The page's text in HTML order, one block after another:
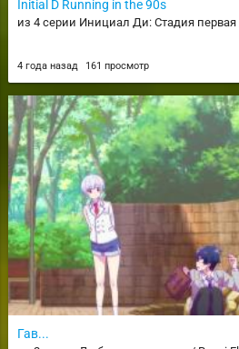
Initial D Running in the 90s
из 4 серии Инициал Ди: Стадия первая
4 года назад 161 просмотр
Гав...